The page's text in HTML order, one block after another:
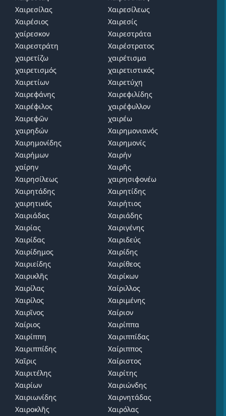
Χαιρεσίλας
Χαιρεσίλεως
Χαιρέσιος
Χαιρεσίς
χαίρεσκον
Χαιρεστράτα
Χαιρεστράτη
Χαιρέστρατος
χαιρετίζω
χαιρέτισμα
χαιρετισμός
χαιρετιστικός
Χαιρετίων
Χαιρετύχη
Χαιρεφάνης
Χαιρεφιλίδης
Χαιρέφιλος
χαιρέφυλλον
Χαιρεφῶν
χαιρέω
χαιρηδών
Χαιρημονιανός
Χαιρημονίδης
Χαιρημονίς
Χαιρήμων
Χαιρήν
χαίρην
Χαιρῆς
Χαιρησίλεως
χαιρησιφονέω
Χαιρητάδης
Χαιρητίδης
χαιρητικός
Χαιρήτιος
Χαιριάδας
Χαιριάδης
Χαιρίας
Χαιριγένης
Χαιρίδας
Χαιριδεύς
Χαιρίδημος
Χαιρίδης
Χαιριείδης
Χαιρίθεος
Χαιρικλῆς
Χαιρίκων
Χαιρίλας
Χαίριλλος
Χαιρίλος
Χαιριμένης
Χαιρῖνος
Χαίριον
Χαίριος
Χαιρίππα
Χαιρίππη
Χαιριππίδας
Χαιριππίδης
Χαίριππος
Χαῖρις
Χαίριστος
Χαιριτέλης
Χαιρίτης
Χαιρίων
Χαιριώνδης
Χαιριωνίδης
Χαιρνητάδας
Χαιροκλῆς
Χαιρόλας